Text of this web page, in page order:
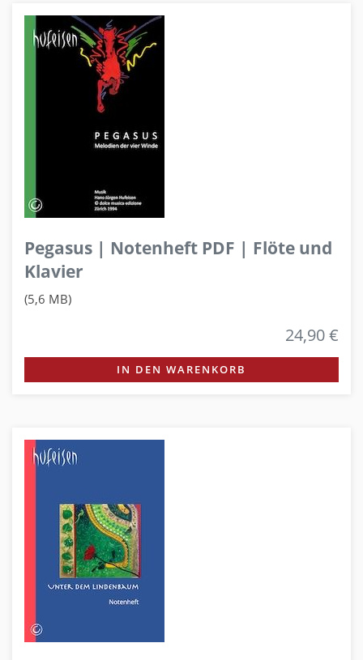
Pegasus | Notenheft PDF | Flöte und
Klavier
(5,6 MB)
24,90 €
IN DEN WARENKORB